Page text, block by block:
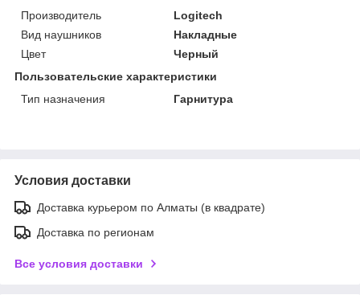
Производитель
Logitech
Вид наушников
Накладные
Цвет
Черный
Пользовательские характеристики
Тип назначения
Гарнитура
Условия доставки
Доставка курьером по Алматы (в квадрате)
Доставка по регионам
Все условия доставки